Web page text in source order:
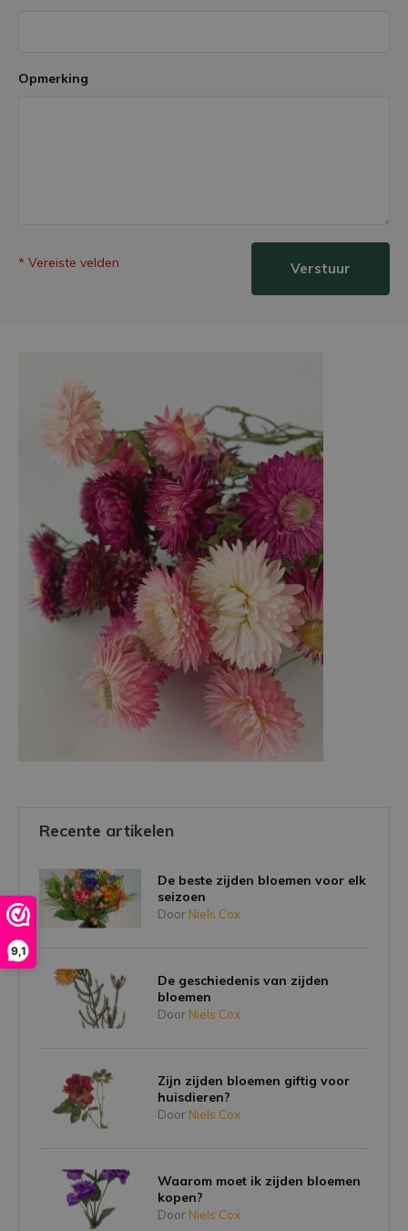
9,1
Opmerking
* Vereiste velden Verstuur
Recente artikelen
De beste zijden bloemen voor elk
seizoen
Door Niels Cox
De geschiedenis van zijden
bloemen
Door Niels Cox
Zijn zijden bloemen giftig voor
huisdieren?
Door Niels Cox
Waarom moet ik zijden bloemen
kopen?
Door Niels Cox